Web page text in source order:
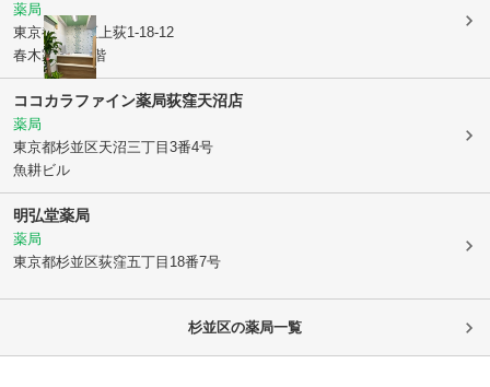
薬局
東京都杉並区上荻1-18-12
春木家ビル3階
ココカラファイン薬局荻窪天沼店
薬局
東京都杉並区天沼三丁目3番4号
魚耕ビル
明弘堂薬局
薬局
東京都杉並区荻窪五丁目18番7号
杉並区の薬局一覧